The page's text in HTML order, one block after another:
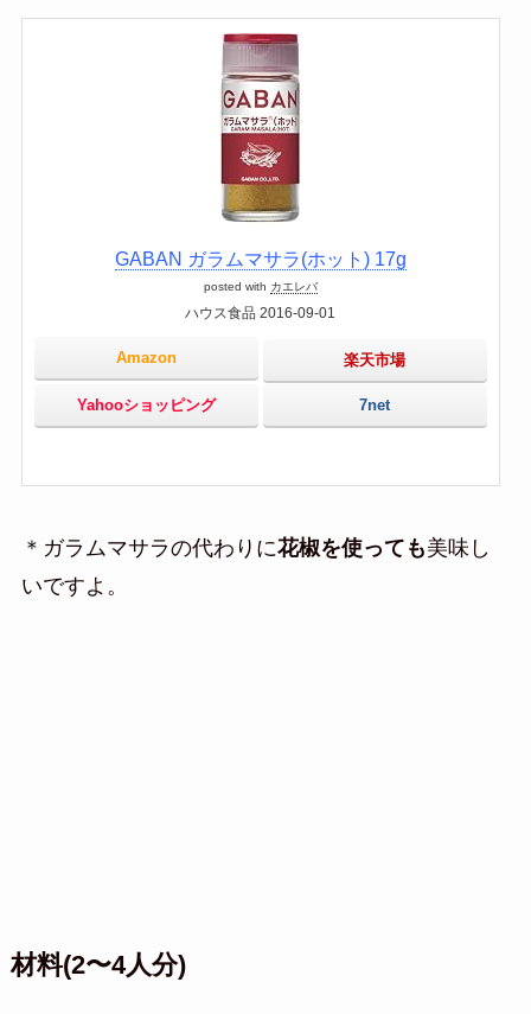
GABAN ガラムマサラ(ホット) 17g
posted with カエレバ
ハウス食品 2016-09-01
Amazon 楽天市場
Yahooショッピング 7net
＊ガラムマサラの代わりに花椒を使っても美味し
いですよ。
材料(2〜4人分)